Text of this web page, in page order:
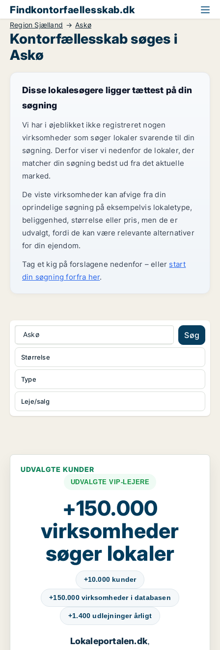
Findkontorfaellesskab.dk
Region Sjælland Askø
Kontorfællesskab søges i
Askø
Disse lokalesøgere ligger tættest på din
søgning
Vi har i øjeblikket ikke registreret nogen
virksomheder som søger lokaler svarende til din
søgning. Derfor viser vi nedenfor de lokaler, der
matcher din søgning bedst ud fra det aktuelle
marked.
De viste virksomheder kan afvige fra din
oprindelige søgning på eksempelvis lokaletype,
beliggenhed, størrelse eller pris, men de er
udvalgt, fordi de kan være relevante alternativer
for din ejendom.
Tag et kig på forslagene nedenfor – eller start
din søgning forfra her.
Askø Søg
Type
Leje/salg
Størrelse
UDVALGTE KUNDER
UDVALGTE VIP-LEJERE
+150.000
virksomheder
søger lokaler
+10.000 kunder
+150.000 virksomheder i databasen
+1.400 udlejninger årligt
Lokaleportalen.dk,